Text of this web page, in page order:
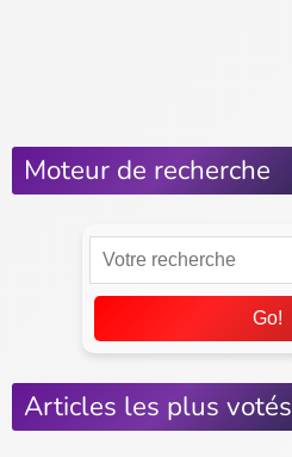
Moteur de recherche
Go!
Articles les plus votés